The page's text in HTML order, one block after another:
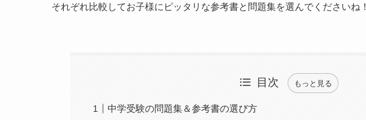
それぞれ比較してお子様にピッタリな参考書と問題集を選んでくださいね！
目次 もっと見る
中学受験の問題集＆参考書の選び方